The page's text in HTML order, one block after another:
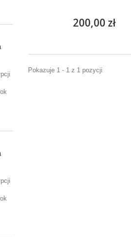
200,00 zł
Pokazuje 1 - 1 z 1 pozycji